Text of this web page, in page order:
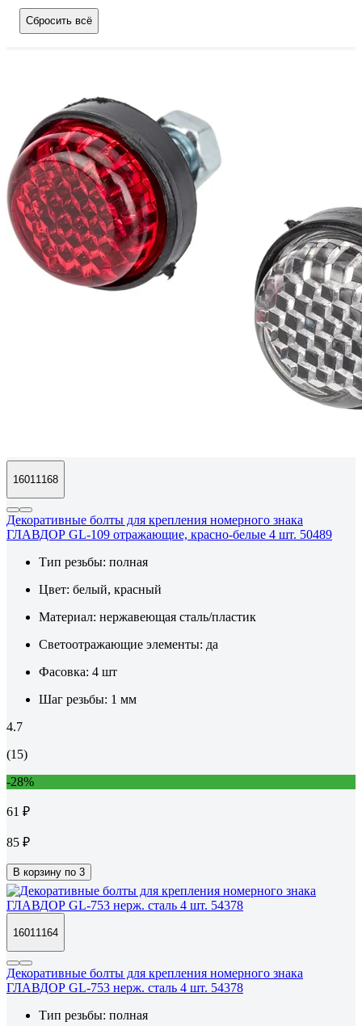
Сбросить всё
16011168
Декоративные болты для крепления номерного знака
ГЛАВДОР GL-109 отражающие, красно-белые 4 шт. 50489
Тип резьбы: полная
Цвет: белый, красный
Материал: нержавеющая сталь/пластик
Светоотражающие элементы: да
Фасовка: 4 шт
Шаг резьбы: 1 мм
4.7
(15)
-28%
61 ₽
85 ₽
В корзину по 3
16011164
Декоративные болты для крепления номерного знака
ГЛАВДОР GL-753 нерж. сталь 4 шт. 54378
Тип резьбы: полная